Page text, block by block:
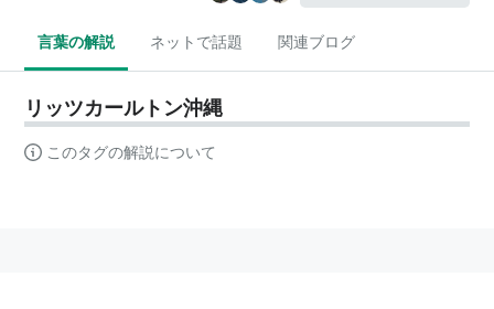
言葉の解説 ネットで話題 関連ブログ
リッツカールトン沖縄
このタグの解説について